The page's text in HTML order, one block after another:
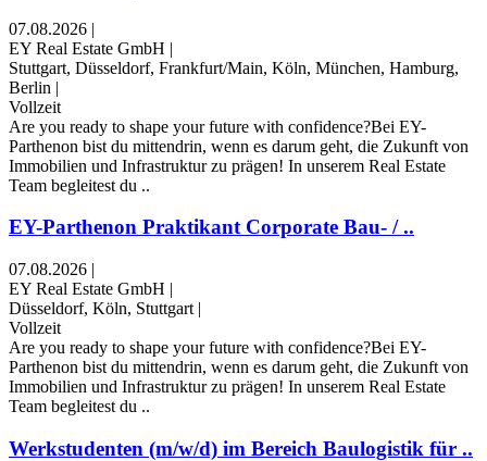
07.08.2026 |
EY Real Estate GmbH |
Stuttgart, Düsseldorf, Frankfurt/Main, Köln, München, Hamburg,
Berlin |
Vollzeit
Are you ready to shape your future with confidence?Bei EY-
Parthenon bist du mittendrin, wenn es darum geht, die Zukunft von
Immobilien und Infrastruktur zu prägen! In unserem Real Estate
Team begleitest du ..
EY-Parthenon Praktikant Corporate Bau- / ..
07.08.2026 |
EY Real Estate GmbH |
Düsseldorf, Köln, Stuttgart |
Vollzeit
Are you ready to shape your future with confidence?Bei EY-
Parthenon bist du mittendrin, wenn es darum geht, die Zukunft von
Immobilien und Infrastruktur zu prägen! In unserem Real Estate
Team begleitest du ..
Werkstudenten (m/w/d) im Bereich Baulogistik für ..